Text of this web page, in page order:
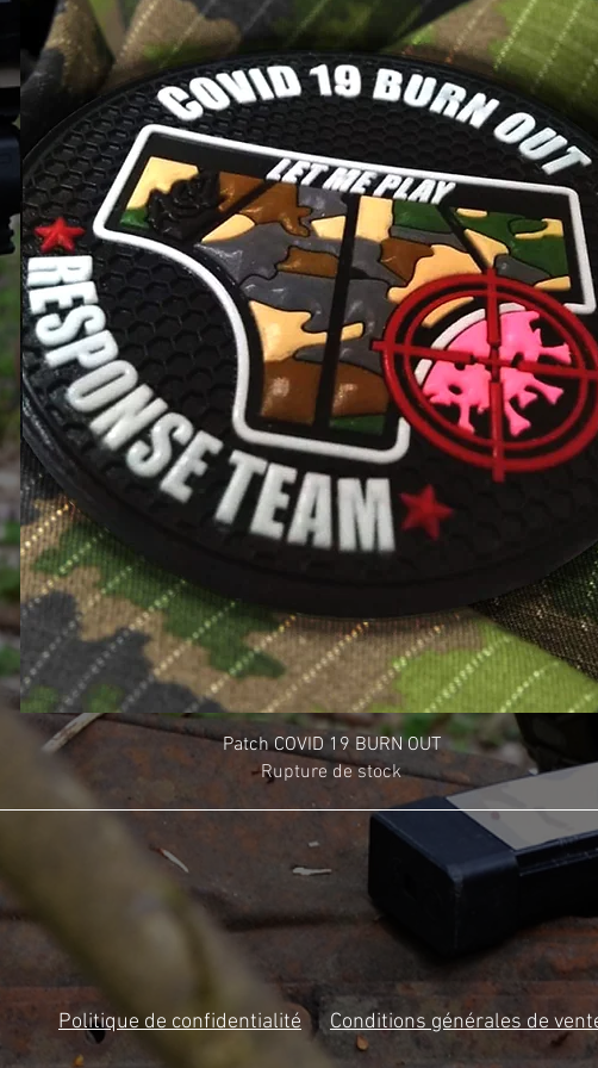
Patch COVID 19 BURN OUT
Rupture de stock
Politique de confidentialité Conditions générales de